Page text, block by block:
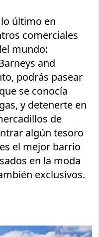
último en
comerciales
mundo:
and
podrás pasear
se conocía
y detenerte en
de
algún tesoro
el mejor barrio
en la moda
exclusivos.